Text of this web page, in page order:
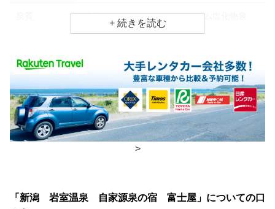
硫黄泉、ナトリウム・カルシウム塩化物泉
食事場所
朝食 コンベンションホール
夕食 レストラン、食事処
>
「新潟 岩室温泉 自家源泉の宿 富士屋」についての口